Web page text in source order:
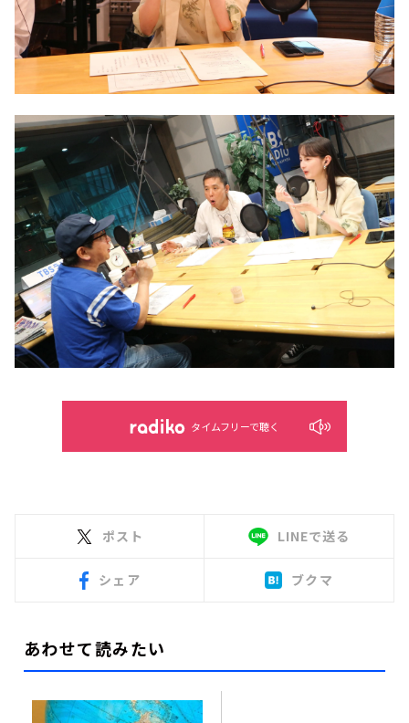
タイムフリーで聴く
ポスト LINEで送る
シェア ブクマ
あわせて読みたい